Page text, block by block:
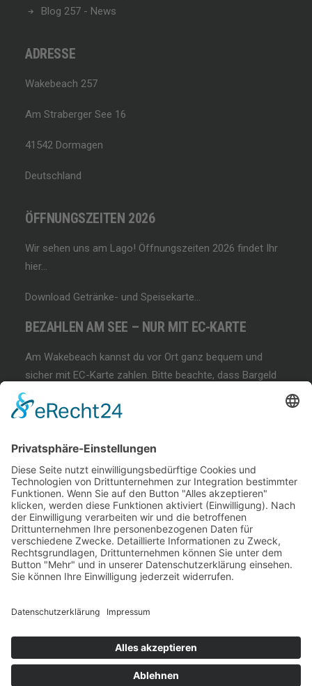
Blog 257 - News
ADRESSE
Wakebeach 257
Am Straberger See 16
41542 Dormagen
Deutschland
ÖFFNUNGSZEITEN 2026
Wir sehen uns am Lago! Öffnungszeiten 2026 findet Ihr
hier…
Download Getränke- und Speisekarte…
BEZAHLEN AM SEE – NUR MIT EC-KARTE
Am Wakebeach kannst du vor Ort ganz bequem und
sicher mit EC-Karte zahlen. Bitte beachte, dass Bargeld
und andere Zahlungsmethoden nicht akzeptiert werden!
Immer wieder samstags, bringen wir Dir das
Wakeboarden bei. Der beste Anfängerkurs weit & breit.
Lest mehr…
COFFEE & WAKE SESSION
Immer wieder sonntags gibt es die chilligste Wakeboard-
Session weit & breit.Lest mehr…
Bitte keine
Sprachanrufe!
Wakebeach 257